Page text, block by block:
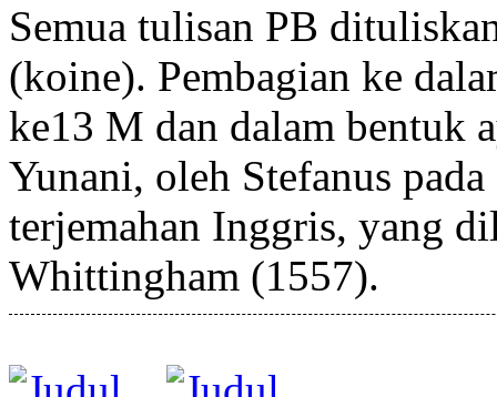
Semua tulisan PB
(koine). Pembagian ke
ke13 M dan dalam bentuk
Yunani, oleh Stefanus
terjemahan Inggris, yang
Whittingham (1557).